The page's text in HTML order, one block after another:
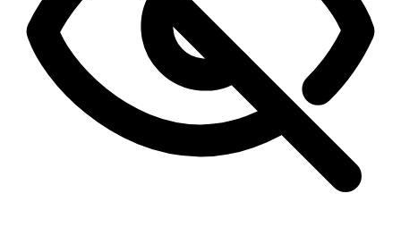
太棒了！我可以实时追踪进度吗？
太棒了，你们是最棒的 🧡